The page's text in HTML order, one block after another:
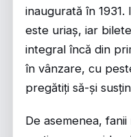
inaugurată în
este uriaș, iar
integral încă din
în vânzare, cu
pregătiți să-și
De asemenea,